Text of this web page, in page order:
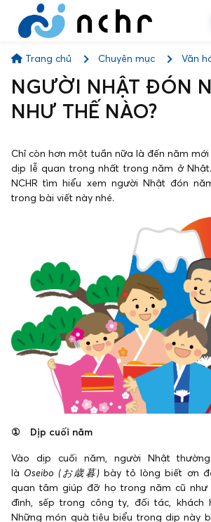
Trang chủ Chuyên mục
Văn
NGƯỜI NHẬT ĐÓN NĂM MỚI NHƯ THẾ
NGƯỜI NHẬT ĐÓN
NHƯ THẾ NÀO?
Chỉ còn hơn một tuần nữa là đến năm mới
dịp lễ quan trọng nhất trong năm ở
NCHR tìm hiểu xem người Nhật đón
trong bài viết này nhé.
① Dịp cuối năm
Vào dịp cuối năm, người Nhật
là Oseibo (お歳暮) bày tỏ lòng biết ơn
quan tâm giúp đỡ họ trong năm cũ
đình, sếp trong công ty, đối tác, khách
Những món quà tiêu biểu trong dịp này